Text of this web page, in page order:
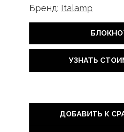
Бренд: Italamp
УЗНАТЬ
ДОБАВИТЬ К